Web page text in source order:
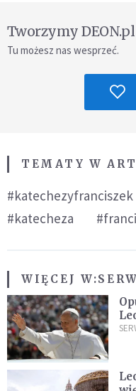
Tworzymy
Tu możesz nas wesprzeć.
TEMATY W
#katechezyfranciszek
#katecheza
WIĘCEJ W: